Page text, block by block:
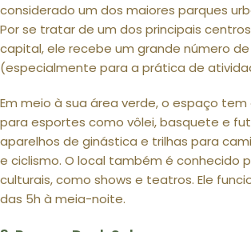
considerado um dos maiores parques
Por se tratar de um dos principais
capital, ele recebe um grande número
(especialmente para a prática de
Em meio à sua área verde, o espaço tem
para esportes como vôlei, basquete e
aparelhos de ginástica e trilhas para
e ciclismo. O local também é conhecido
culturais, como shows e teatros. Ele
das 5h à meia-noite.